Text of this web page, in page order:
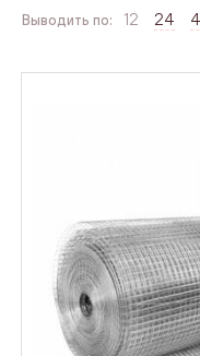
Выводить по: 12 24